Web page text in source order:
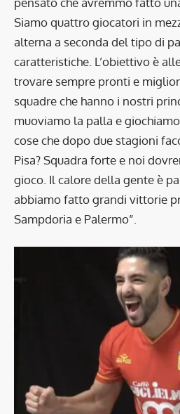
Siamo quattro giocatori in
alterna a seconda del tipo di
caratteristiche. L’obiettivo è
trovare sempre pronti e
squadre che hanno i nostri
muoviamo la palla e
cose che dopo due stagioni
Pisa? Squadra forte e noi
gioco. Il calore della gente è
abbiamo fatto grandi vittorie
Sampdoria e Palermo”.